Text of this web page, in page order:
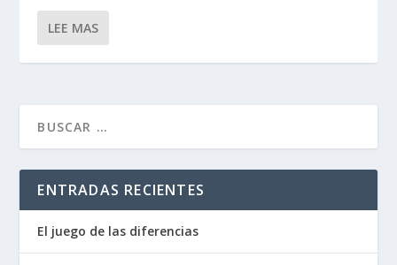
LEE MAS
ENTRADAS RECIENTES
El juego de las diferencias